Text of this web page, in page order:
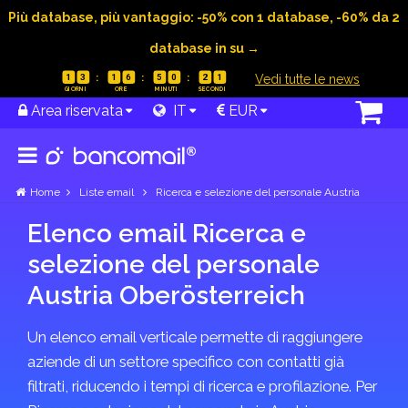
Più database, più vantaggio: -50% con 1 database, -60% da 2
database in su →
1 3 1 6 5 0 2 1 Vedi tutte le news
Area riservata IT EUR
Home Liste email Ricerca e selezione del personale Austria
Elenco email Ricerca e
selezione del personale
Austria Ober­österreich
Un elenco email verticale permette di raggiungere
aziende di un settore specifico con contatti già
filtrati, riducendo i tempi di ricerca e profilazione. Per